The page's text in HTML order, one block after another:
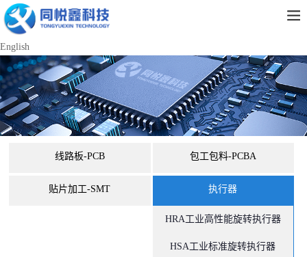
English
线路板-PCB 包工包料-PCBA
贴片加工-SMT 执行器
HRA工业高性能旋转执行器
HSA工业标准旋转执行器